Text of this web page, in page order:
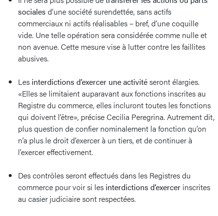
sociales d’une société surendettée, sans actifs
commerciaux ni actifs réalisables – bref, d’une coquille
vide. Une telle opération sera considérée comme nulle et
non avenue. Cette mesure vise à lutter contre les faillites
abusives.
Les interdictions d’exercer une activitéseront élargies.
«Elles se limitaient auparavant aux fonctions inscrites au
Registre du commerce, elles incluront toutes les fonctions
qui doivent l’être», précise Cecilia Peregrina. Autrement dit,
plus question de confier nominalement la fonction qu’on
n’a plus le droit d’exercer à un tiers, et de continuer à
l’exercer effectivement.
Des contrôles seront effectués dans les Registres du
commerce pour voir si les interdictions d’exercer inscrites
au casier judiciaire sont respectées.